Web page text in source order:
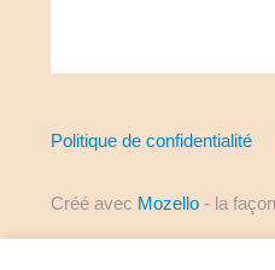
Politique de confidentialité
Créé avec Mozello - la